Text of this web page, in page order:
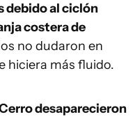
debido al ciclón
costera de
no dudaron en
hiciera más fluido.
desaparecieron